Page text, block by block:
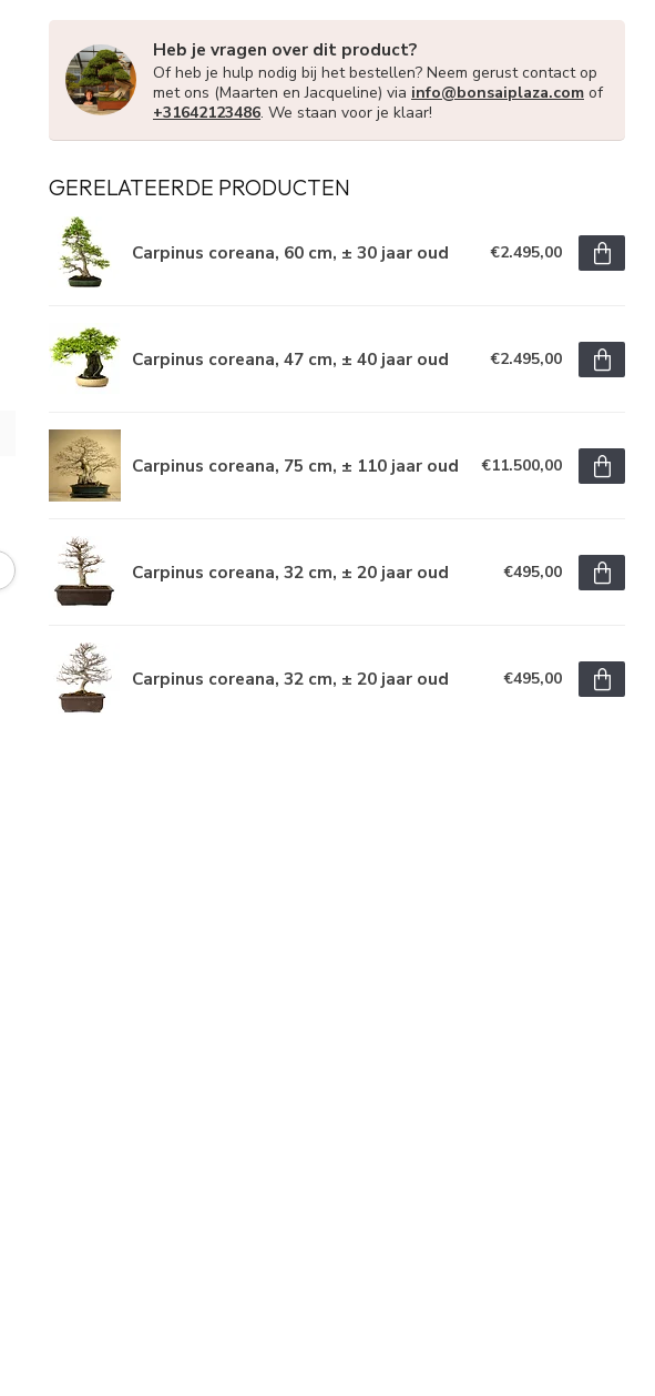
Heb je vragen over dit product?
Of heb je hulp nodig bij het bestellen? Neem gerust contact op
met ons (Maarten en Jacqueline) via info@bonsaiplaza.com of
+31642123486. We staan voor je klaar!
GERELATEERDE PRODUCTEN
Carpinus coreana, 60 cm, ± 30 jaar oud €2.495,00
Carpinus coreana, 47 cm, ± 40 jaar oud €2.495,00
Carpinus coreana, 75 cm, ± 110 jaar oud €11.500,00
Carpinus coreana, 32 cm, ± 20 jaar oud €495,00
Carpinus coreana, 32 cm, ± 20 jaar oud €495,00